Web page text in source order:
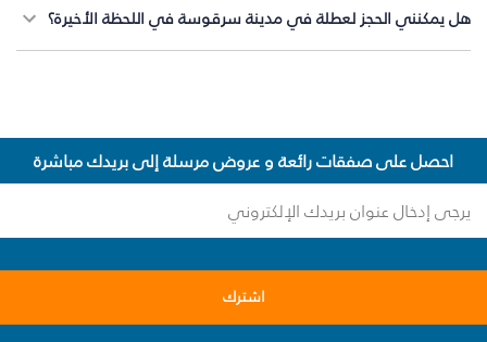
هل يمكنني الحجز لعطلة في مدينة سرقوسة في اللحظة الأخيرة؟
احصل على صفقات رائعة و عروض مرسلة إلى بريدك مباشرة
اشترك